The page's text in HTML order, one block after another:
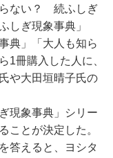
ない？ 続ふしぎ
ぎ現象事典」
典」「大人も知ら
冊購入した人に、
や大田垣晴子氏の
現象事典」シリー
ことが決定した。
答えると、ヨシタ